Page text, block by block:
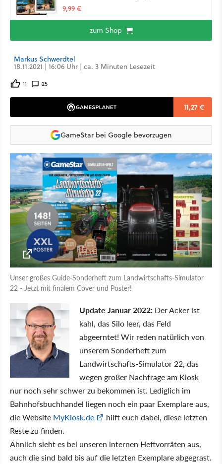
9,99 €
zum Shop
Markus Schwerdtel
18.11.2021 | 16:06 Uhr | ca. 3 Minuten Lesezeit
11 25
11,27 €
GameStar bei Google bevorzugen
Unser großes Guide-Sonderheft zum Landwirtschafts-Simulator
22 - Jetzt mit finalem Cover und Poster!
Update Januar 2022: Der Acker ist
kahl, das Silo leer, das Feld
abgeerntet! Wir reden natürlich von
unserem Sonderheft zum
Landwirtschafts-Simulator 22, das
wegen großer Nachfrage am Kiosk
nur noch sehr schwer zu bekommen ist. Lediglich im
Bahnhofsbuchhandel liegen noch ein paar Exemplare aus,
die Website MyKiosk.de
hilft euch dabei, diese letzten
Reste zu finden.
Ähnlich sieht es bei unseren internen Heftvorräten aus,
auch die sind bald bis auf die letzten Exemplare abgegrast.